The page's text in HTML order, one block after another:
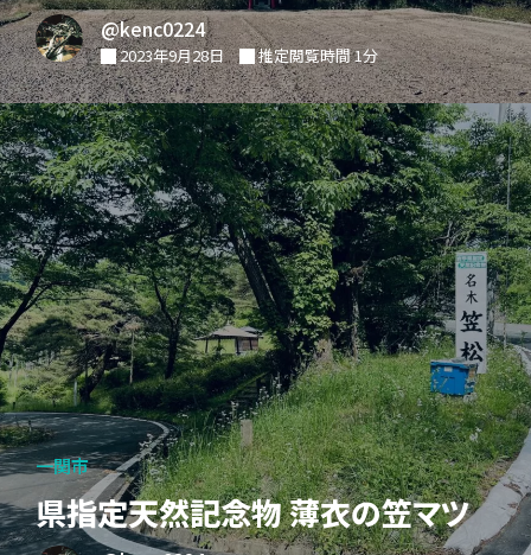
@kenc0224
2023年9月28日 推定閲覧時間 1分
一関市
県指定天然記念物 薄衣の笠マツ